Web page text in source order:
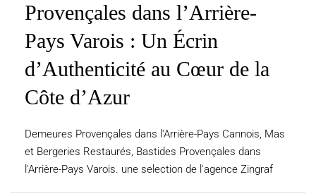
Provençales dans l’Arrière-
Pays Varois : Un Écrin
d’Authenticité au Cœur de la
Côte d’Azur
Demeures Provençales dans l'Arrière-Pays Cannois, Mas
et Bergeries Restaurés, Bastides Provençales dans
l'Arrière-Pays Varois. une selection de l'agence Zingraf